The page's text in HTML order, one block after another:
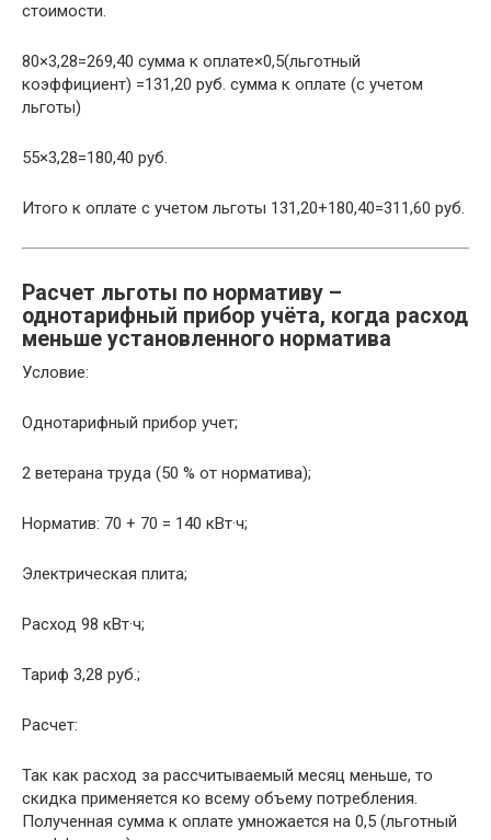
стоимости.
80×3,28=269,40 сумма к оплате×0,5(льготный
коэффициент) =131,20 руб. сумма к оплате (с учетом
льготы)
55×3,28=180,40 руб.
Итого к оплате с учетом льготы 131,20+180,40=311,60 руб.
Расчет льготы по нормативу –
однотарифный прибор учёта, когда расход
меньше установленного норматива
Условие:
Однотарифный прибор учет;
2 ветерана труда (50 % от норматива);
Норматив: 70 + 70 = 140 кВт·ч;
Электрическая плита;
Расход 98 кВт·ч;
Тариф 3,28 руб.;
Расчет:
Так как расход за рассчитываемый месяц меньше, то
скидка применяется ко всему объему потребления.
Полученная сумма к оплате умножается на 0,5 (льготный